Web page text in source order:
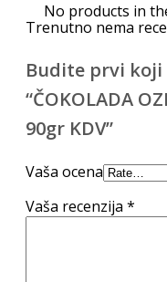
No products in
Trenutno nema
Budite prvi koji
“ČOKOLADA
90gr KDV”
Vaša ocena
Vaša recenzija *